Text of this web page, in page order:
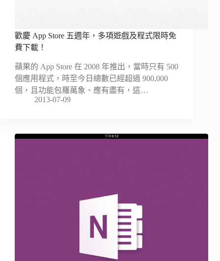
歡慶 App Store 五週年，多項遊戲及程式限時免
費下載！
蘋果的 App Store 在 2008 年推出，當時只有 500
個應用程式，時至今日總數已經超過 900,000
個，且功能包羅萬象、應有盡有，這…
2013-07-09